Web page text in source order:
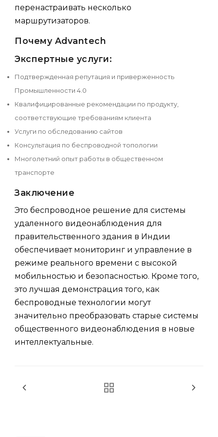
перенастраивать несколько
маршрутизаторов.
Почему Advantech
Экспертные услуги:
Подтвержденная репутация и приверженность
Промышленности 4.0
Квалифицированные рекомендации по продукту,
соответствующие требованиям клиента
Услуги по обследованию сайтов
Консультация по беспроводной топологии
Многолетний опыт работы в общественном
транспорте
Заключение
Это беспроводное решение для системы
удаленного видеонаблюдения для
правительственного здания в Индии
обеспечивает мониторинг и управление в
режиме реального времени с высокой
мобильностью и безопасностью. Кроме того,
это лучшая демонстрация того, как
беспроводные технологии могут
значительно преобразовать старые системы
общественного видеонаблюдения в новые
интеллектуальные.